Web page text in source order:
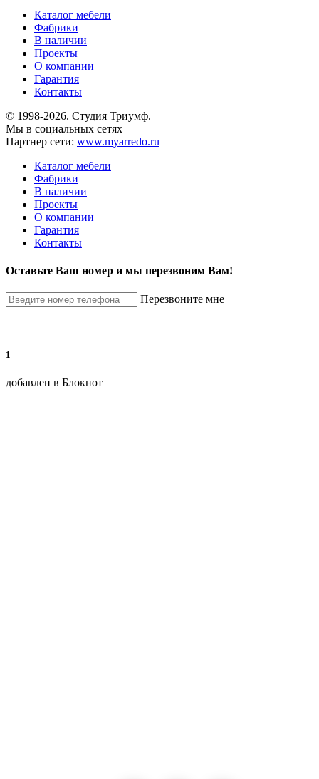
Каталог мебели
Фабрики
В наличии
Проекты
О компании
Гарантия
Контакты
© 1998-2026. Студия Триумф.
Мы в социальных сетях
Партнер сети: www.myarredo.ru
Каталог мебели
Фабрики
В наличии
Проекты
О компании
Гарантия
Контакты
Оставьте Ваш номер и мы перезвоним Вам!
Перезвоните мне
1
добавлен в Блокнот